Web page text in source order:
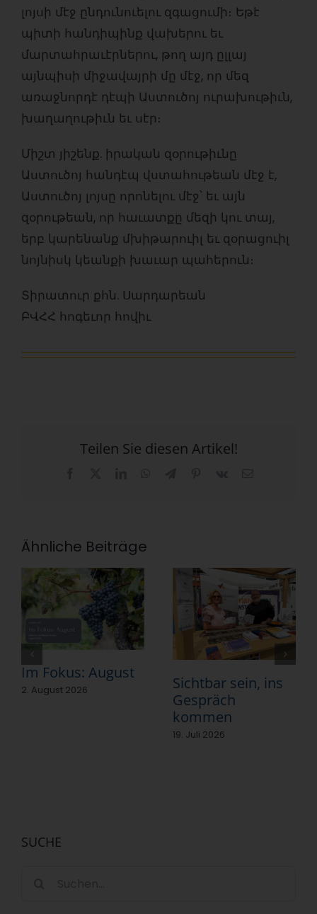
լոյսի մէջ ընդունուելու զգացումի։ Եթէ
պիտի հանդիպինք վախերու եւ
մարտահրաւէրներու, թող այդ ըլլայ
այնպիսի միջավայրի մը մէջ, որ մեզ
առաջնորդէ դէպի Աստուծոյ ուրախութիւն,
խաղաղութիւն եւ սէր։
Միշտ յիշենք. իրական զօրութիւնը
Աստուծոյ հանդէպ վստահութեան մէջ է,
Աստուծոյ լոյսը որոնելու մէջ՝ եւ այն
զօրութեան, որ հաւատքը մեզի կու տայ,
երբ կարենանք մխիթարուիլ եւ զօրացուիլ
նոյնիսկ կեանքի խաւար պահերուն։
Տիրատուր քհն. Սարդարեան
ԲՎՀՀ հոգեւոր հովիւ
Teilen Sie diesen Artikel!
Ähnliche Beiträge
Im Fokus: August
2. August 2026
Sichtbar sein, ins
Gespräch
kommen
19. Juli 2026
SUCHE